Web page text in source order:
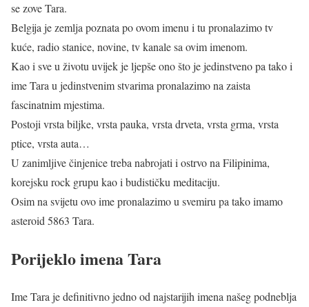
se zove Tara.
Belgija je zemlja poznata po ovom imenu i tu pronalazimo tv
kuće, radio stanice, novine, tv kanale sa ovim imenom.
Kao i sve u životu uvijek je ljepše ono što je jedinstveno pa tako i
ime Tara u jedinstvenim stvarima pronalazimo na zaista
fascinatnim mjestima.
Postoji vrsta biljke, vrsta pauka, vrsta drveta, vrsta grma, vrsta
ptice, vrsta auta…
U zanimljive činjenice treba nabrojati i ostrvo na Filipinima,
korejsku rock grupu kao i budističku meditaciju.
Osim na svijetu ovo ime pronalazimo u svemiru pa tako imamo
asteroid 5863 Tara.
Porijeklo imena Tara
Ime Tara je definitivno jedno od najstarijih imena našeg podneblja